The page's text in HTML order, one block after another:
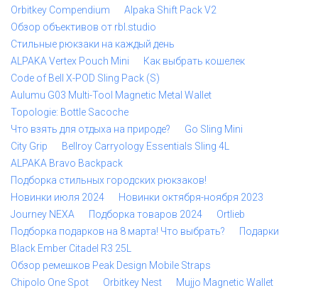
Orbitkey Compendium
Alpaka Shift Pack V2
Обзор объективов от rbl.studio
Стильные рюкзаки на каждый день
ALPAKA Vertex Pouch Mini
Как выбрать кошелек
Code of Bell X-POD Sling Pack (S)
Aulumu G03 Multi-Tool Magnetic Metal Wallet
Topologie: Bottle Sacoche
Что взять для отдыха на природе?
Go Sling Mini
City Grip
Bellroy Carryology Essentials Sling 4L
ALPAKA Bravo Backpack
Подборка стильных городских рюкзаков!
Новинки июля 2024
Новинки октября-ноября 2023
Journey NEXA
Подборка товаров 2024
Ortlieb
Подборка подарков на 8 марта! Что выбрать?
Подарки
Black Ember Citadel R3 25L
Обзор ремешков Peak Design Mobile Straps
Chipolo One Spot
Orbitkey Nest
Mujjo Magnetic Wallet